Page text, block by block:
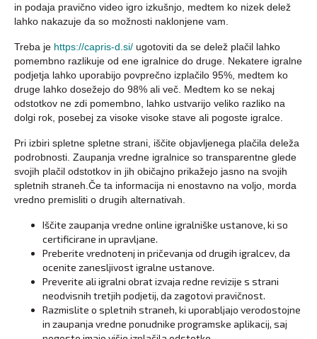
in podaja pravično video igro izkušnjo, medtem ko nizek delež
lahko nakazuje da so možnosti naklonjene vam.
Treba je https://capris-d.si/ ugotoviti da se delež plačil lahko
pomembno razlikuje od ene igralnice do druge. Nekatere igralne
podjetja lahko uporabijo povprečno izplačilo 95%, medtem ko
druge lahko dosežejo do 98% ali več. Medtem ko se nekaj
odstotkov ne zdi pomembno, lahko ustvarijo veliko razliko na
dolgi rok, posebej za visoke visoke stave ali pogoste igralce.
Pri izbiri spletne spletne strani, iščite objavljenega plačila deleža
podrobnosti. Zaupanja vredne igralnice so transparentne glede
svojih plačil odstotkov in jih običajno prikažejo jasno na svojih
spletnih straneh.Če ta informacija ni enostavno na voljo, morda
vredno premisliti o drugih alternativah.
Iščite zaupanja vredne online igralniške ustanove, ki so
certificirane in upravljane.
Preberite vrednotenj in pričevanja od drugih igralcev, da
ocenite zanesljivost igralne ustanove.
Preverite ali igralni obrat izvaja redne revizije s strani
neodvisnih tretjih podjetij, da zagotovi pravičnost.
Razmislite o spletnih straneh, ki uporabljajo verodostojne
in zaupanja vredne ponudnike programske aplikacij, saj